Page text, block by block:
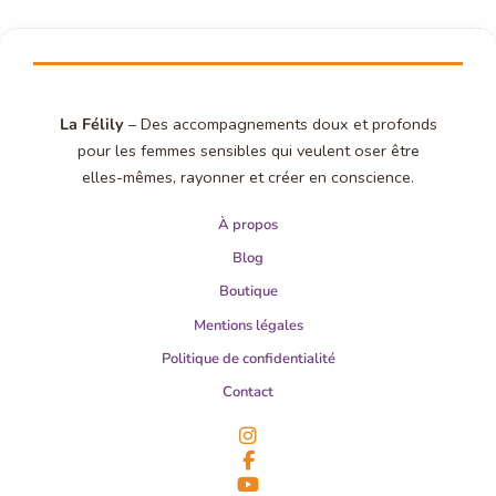
La Félily– Des accompagnements doux et profonds
pour les femmes sensibles qui veulent oser être
elles-mêmes, rayonner et créer en conscience.
À propos
Blog
Boutique
Mentions légales
Politique de confidentialité
Contact